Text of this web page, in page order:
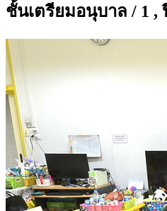
ชั้นเตรียมอนุบาล / 1 ,